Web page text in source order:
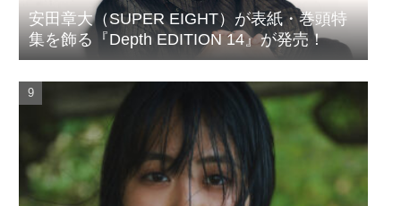
安田章大（SUPER EIGHT）が表紙・巻頭特
集を飾る『Depth EDITION 14』が発売！